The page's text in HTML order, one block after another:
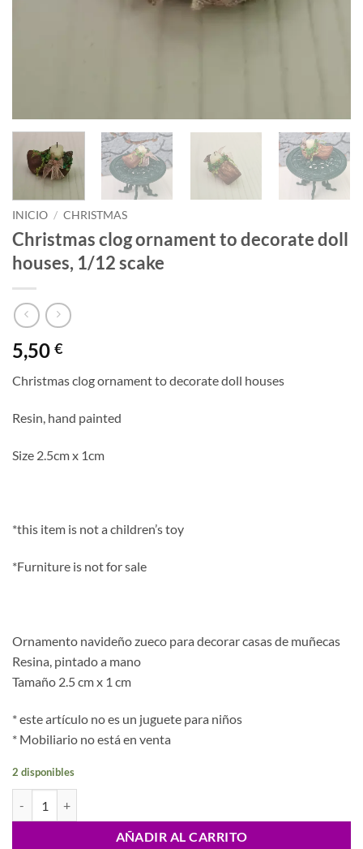
INICIO / CHRISTMAS
Christmas clog ornament to decorate doll
houses, 1/12 scake
5,50 €
Christmas clog ornament to decorate doll houses
Resin, hand painted
Size 2.5cm x 1cm
*this item is not a children’s toy
*Furniture is not for sale
Ornamento navideño zueco para decorar casas de muñecas
Resina, pintado a mano
Tamaño 2.5 cm x 1 cm
* este artículo no es un juguete para niños
* Mobiliario no está en venta
2 disponibles
AÑADIR AL CARRITO